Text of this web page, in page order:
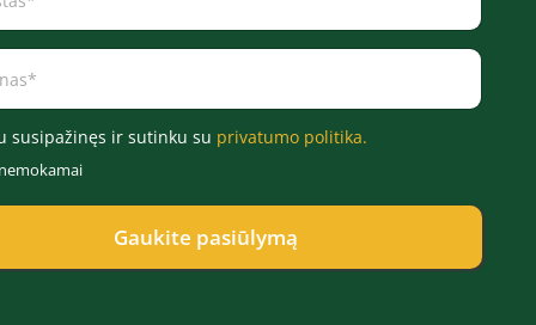
susipažinęs ir sutinku su privatumo politika.
Gaukite pasiūlymą